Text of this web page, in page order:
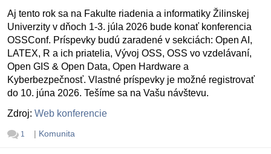
Aj tento rok sa na Fakulte riadenia a informatiky Žilinskej
Univerzity v dňoch 1-3. júla 2026 bude konať konferencia
OSSConf. Príspevky budú zaradené v sekciách: Open AI,
LATEX, R a ich priatelia, Vývoj OSS, OSS vo vzdelávaní,
Open GIS & Open Data, Open Hardware a
Kyberbezpečnosť. Vlastné príspevky je možné registrovať
do 10. júna 2026. Tešíme sa na Vašu návštevu.
Zdroj: Web konferencie
1 | Komunita